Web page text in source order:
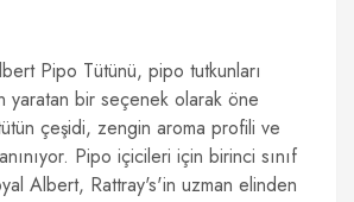
Pipo Tütünü, pipo tutkunları
yaratan bir seçenek olarak öne
çeşidi, zengin aroma profili ve
Pipo içicileri için birinci sınıf
Albert, Rattray's'in uzman elinden